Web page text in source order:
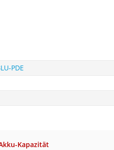
PDE
Kapazität